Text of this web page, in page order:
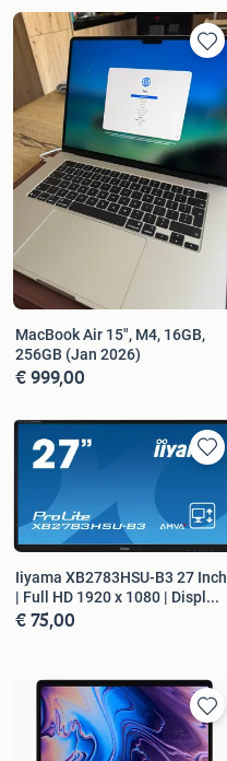
MacBook Air 15", M4, 16GB,
256GB (Jan 2026)
€ 999,00
Iiyama XB2783HSU-B3 27 Inch
| Full HD 1920 x 1080 | Displ...
€ 75,00